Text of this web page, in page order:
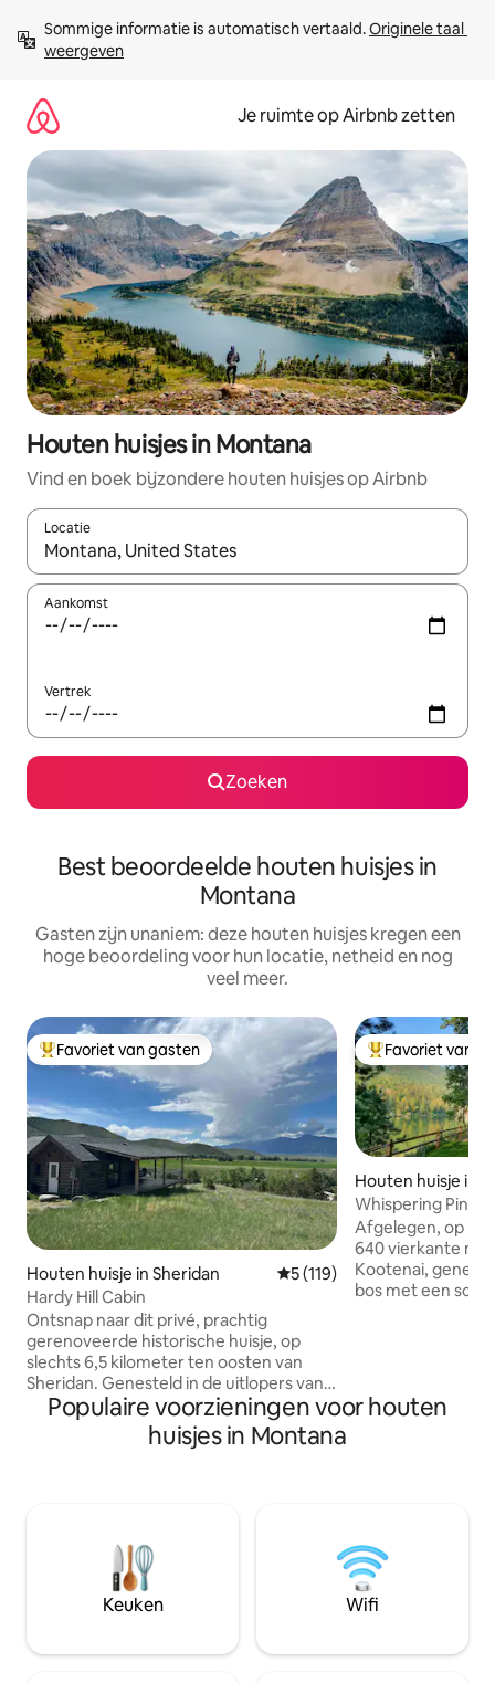
direct
naar
Sommige informatie is automatisch vertaald. Originele taal
weergeven
Je ruimte op Airbnb zetten
Houten huisjes in Montana
Vind en boek bijzondere houten huisjes op Airbnb
Locatie
Wanneer er suggesties beschikbaar zijn, maak je een keuze
Aankomst
Vertrek
Zoeken
Best beoordeelde houten huisjes in
Montana
Gasten zijn unaniem: deze houten huisjes kregen een
hoge beoordeling voor hun locatie, netheid en nog
veel meer.
Topfavoriet van gasten
Favoriet van gasten
Houten huisje in Sheridan Gemiddelde beoordeling
5 (119)
Hardy Hill Cabin
Ontsnap naar dit privé, prachtig
gerenoveerde historische huisje, op
slechts 6,5 kilometer ten oosten van
Sheridan. Genesteld in de uitlopers van
de bergen met een adembenemend
uitzicht op de bergen, een wijd open
hemel en onvergetelijke
met toetsenpaneel. Dit gezellige
toevluchtsoord is ideaal gelegen in de
buurt van rivieren, beken, wandelpaden
en bergavonturen en biedt de perfecte
gemakkelijke toegang tot
Topfavoriet van
Favoriet van
Houten huisje in
Whispering Pines
houten huisje aan
Afgelegen, op
640 vierkante
Kootenai,
bos met een
personen,
meeste ramen,
plek voor jou.
Populaire voorzieningen voor houten
huisjes in Montana
Keuken Wifi